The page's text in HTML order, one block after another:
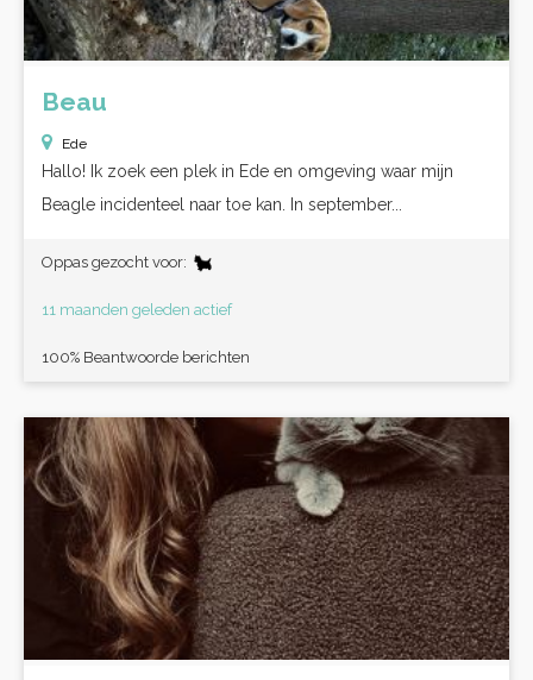
Beau
Ede
Hallo! Ik zoek een plek in Ede en omgeving waar mijn
Beagle incidenteel naar toe kan. In september...
Oppas gezocht voor:
11 maanden geleden actief
100% Beantwoorde berichten